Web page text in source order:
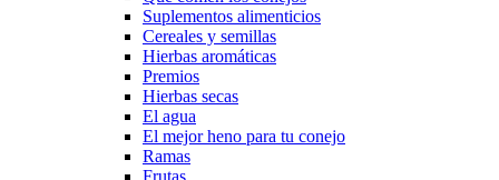
Suplementos alimenticios
Cereales y semillas
Hierbas aromáticas
Premios
Hierbas secas
El agua
El mejor heno para tu conejo
Ramas
Frutas